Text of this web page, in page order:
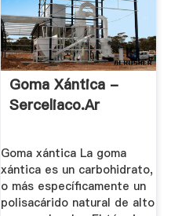
Goma Xántica -
Serceliaco.ar
Goma xántica La goma
xántica es un carbohidrato,
o más específicamente un
polisacárido natural de alto